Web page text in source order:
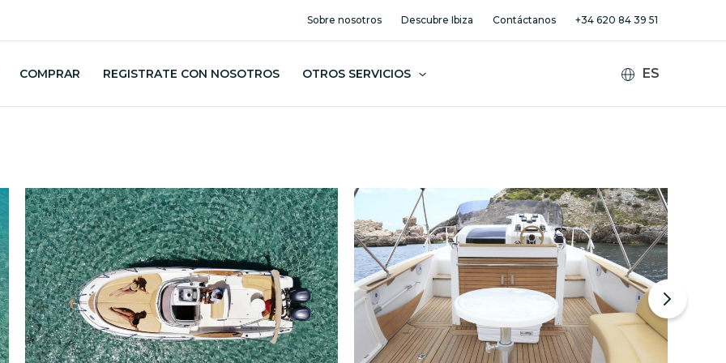
Sobre nosotros Descubre Ibiza Contáctanos +34 620 84 39 51
COMPRAR REGISTRATE CON NOSOTROS OTROS SERVICIOS